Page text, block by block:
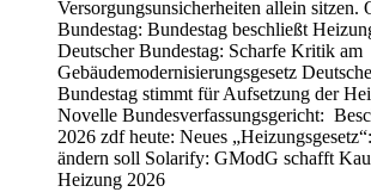
Versorgungsunsicherheiten allein sitzen.
Bundestag: Bundestag beschließt
Deutscher Bundestag: Scharfe Kritik am
Gebäudemodernisierungsgesetz
Bundestag stimmt für Aufsetzung der
Novelle Bundesverfassungsgericht:
2026 zdf heute: Neues
ändern soll Solarify: GModG schafft
Heizung 2026